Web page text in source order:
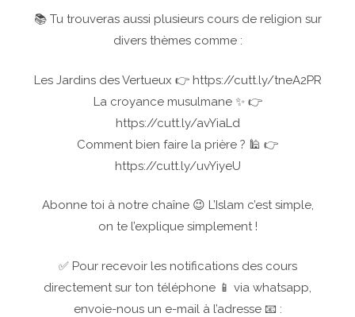
📚 Tu trouveras aussi plusieurs cours de religion sur
divers thèmes comme :
Les Jardins des Vertueux 👉 https://cutt.ly/tneA2PR
La croyance musulmane ✨ 👉
https://cutt.ly/avYiaLd
Comment bien faire la prière ? 🕌 👉
https://cutt.ly/uvYiyeU
Abonne toi à notre chaîne 😉 L’Islam c’est simple,
on te l’explique simplement !
✅ Pour recevoir les notifications des cours
directement sur ton téléphone 📱 via whatsapp,
envoie-nous un e-mail à l’adresse 📧 :